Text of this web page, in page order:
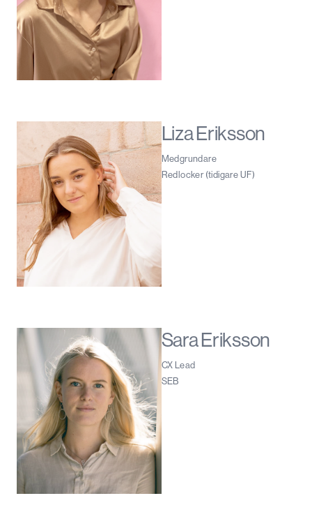
Liza Eriksson
Medgrundare
Redlocker (tidigare UF)
Sara Eriksson
CX Lead
SEB